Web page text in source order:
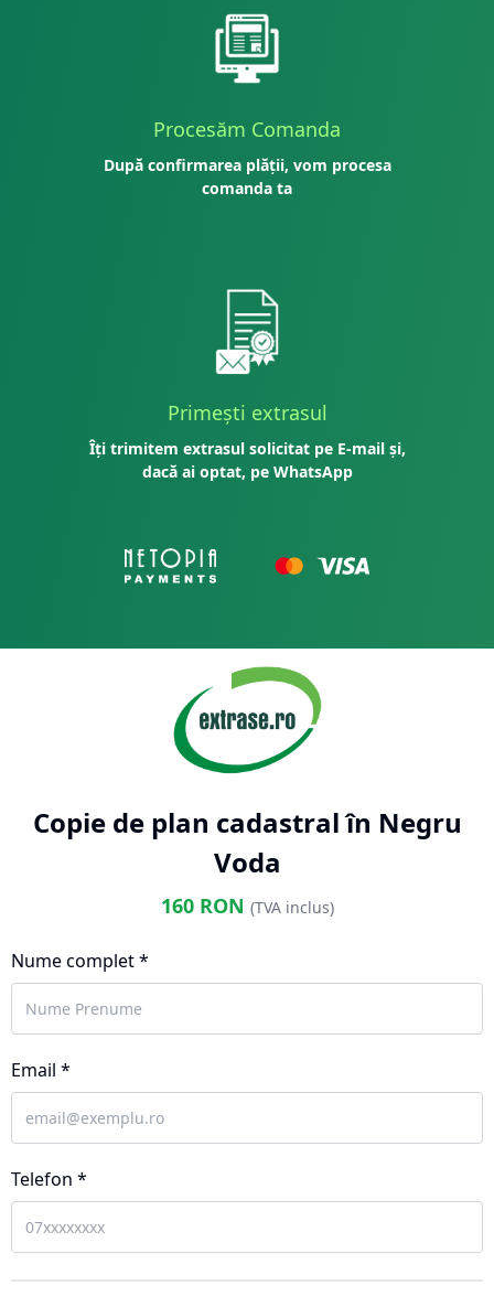
Procesăm Comanda
După confirmarea plății, vom procesa
comanda ta
Primești extrasul
Îți trimitem extrasul solicitat pe E-mail și,
dacă ai optat, pe WhatsApp
Copie de plan cadastral în Negru
Voda
160RON (TVA inclus)
Nume complet *
Email *
Telefon *